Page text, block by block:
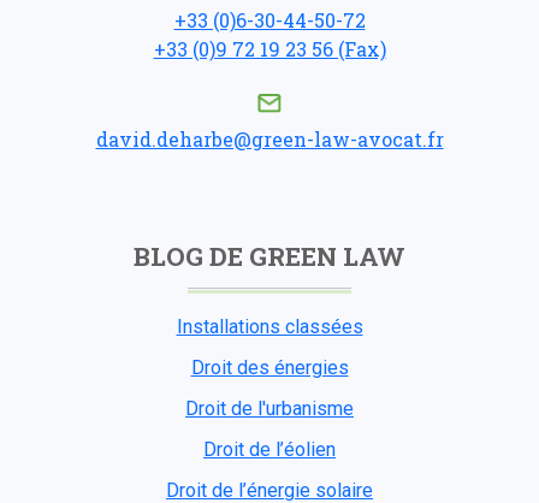
+33 (0)6-30-44-50-72
+33 (0)9 72 19 23 56 (Fax)
david.deharbe@green-law-avocat.fr
BLOG DE GREEN LAW
Installations classées
Droit des énergies
Droit de l'urbanisme
Droit de l’éolien
Droit de l’énergie solaire